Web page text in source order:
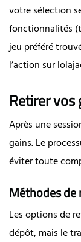
votre sélection
fonctionnalités
jeu préféré
l’action sur
Retirer vos
Après une
gains. Le
éviter toute
Méthodes de
Les options de
dépôt, mais le